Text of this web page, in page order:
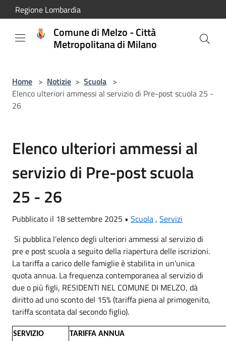
Salta al contenuto principale
Regione Lombardia
Comune di Melzo - Città
Metropolitana di Milano
Home > Notizie > Scuola >
Elenco ulteriori ammessi al servizio di Pre-post scuola 25 -
26
Elenco ulteriori ammessi al
servizio di Pre-post scuola
25 - 26
Pubblicato il 18 settembre 2025 • Scuola, Servizi
Si pubblica l’elenco degli ulteriori ammessi al servizio di
pre e post scuola a seguito della riapertura delle iscrizioni.
La tariffa a carico delle famiglie è stabilita in un’unica
quota annua. La frequenza contemporanea al servizio di
due o più figli, RESIDENTI NEL COMUNE DI MELZO, dà
diritto ad uno sconto del 15% (tariffa piena al primogenito,
tariffa scontata dal secondo figlio).
SERVIZIO TARIFFA ANNUA